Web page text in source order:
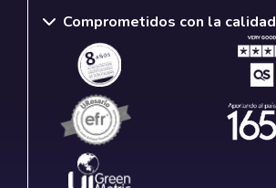
Comprometidos con la calidad